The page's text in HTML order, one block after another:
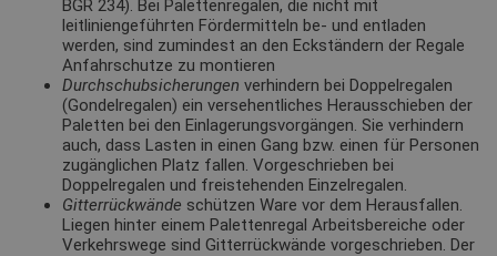
BGR 234). Bei Palettenregalen, die nicht mit
leitliniengeführten Fördermitteln be- und entladen
werden, sind zumindest an den Eckständern der Regale
Anfahrschutze zu montieren
Durchschubsicherungen verhindern bei Doppelregalen
(Gondelregalen) ein versehentliches Herausschieben der
Paletten bei den Einlagerungsvorgängen. Sie verhindern
auch, dass Lasten in einen Gang bzw. einen für Personen
zugänglichen Platz fallen. Vorgeschrieben bei
Doppelregalen und freistehenden Einzelregalen.
Gitterrückwände schützen Ware vor dem Herausfallen.
Liegen hinter einem Palettenregal Arbeitsbereiche oder
Verkehrswege sind Gitterrückwände vorgeschrieben. Der